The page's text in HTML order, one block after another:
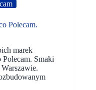
Polecam.
marek
Smaki